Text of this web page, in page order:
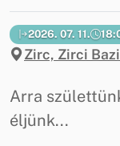
2026. 07. 11.
Zirc, Zirci
Arra
éljünk...